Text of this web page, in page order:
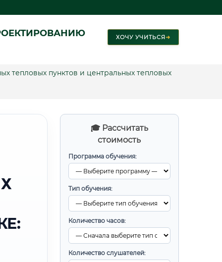
ХОЧУ УЧИТЬСЯ➜
тепловых пунктов и центральных тепловых
🎓 Рассчитать
стоимость
Программа обучения:
Тип обучения:
Количество часов:
Количество слушателей: